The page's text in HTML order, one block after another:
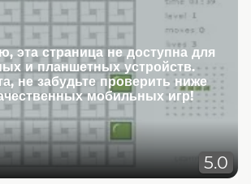
эта страница не доступна для
и планшетных устройств.
не забудьте проверить ниже
мобильных игр!
5.0